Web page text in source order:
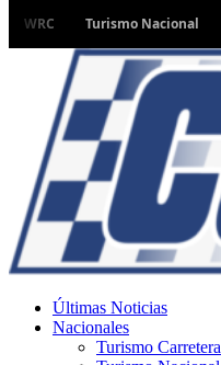
Turismo Nacional TC2000
Últimas Noticias
Nacionales
Turismo Carretera